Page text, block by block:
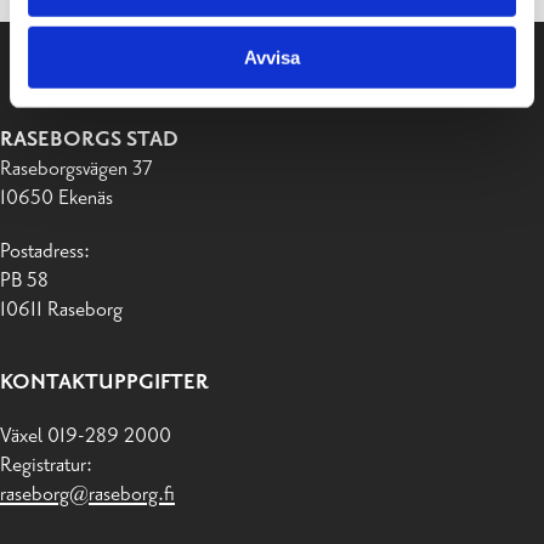
Avvisa
RASEBORGS STAD
Raseborgsvägen 37
10650 Ekenäs
Postadress:
PB 58
10611 Raseborg
KONTAKTUPPGIFTER
Växel 019-289 2000
Registratur:
raseborg@raseborg.fi